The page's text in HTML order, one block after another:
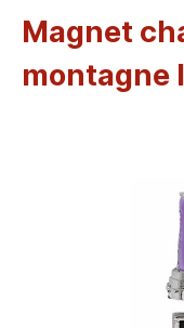
Magnet
montagne